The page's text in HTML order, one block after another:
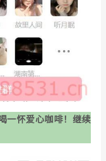
一怀爱心咖啡！继续